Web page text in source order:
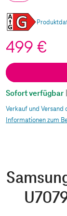
499 €
Sofort verfügbar
Verkauf und Versand
Informationen zum